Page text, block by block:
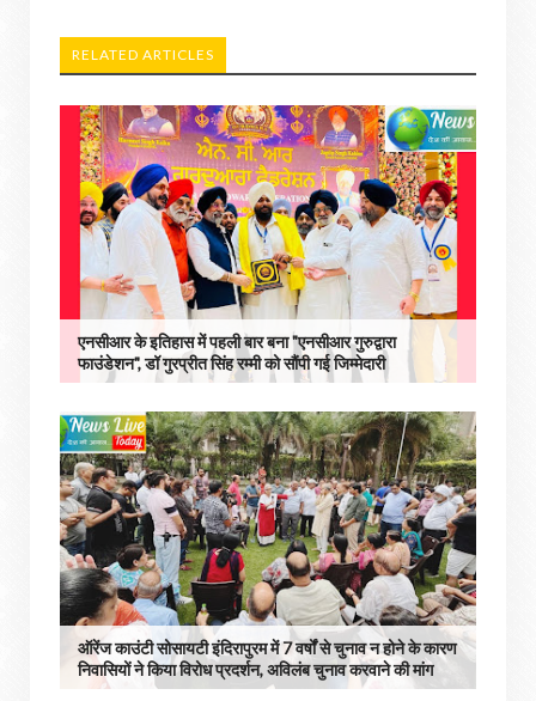
RELATED ARTICLES
एनसीआर के इतिहास में पहली बार बना "एनसीआर गुरुद्वारा
फाउंडेशन", डॉ गुरप्रीत सिंह रम्मी को सौंपी गई जिम्मेदारी
ऑरेंज काउंटी सोसायटी इंदिरापुरम में 7 वर्षों से चुनाव न होने के कारण
निवासियों ने किया विरोध प्रदर्शन, अविलंब चुनाव करवाने की मांग